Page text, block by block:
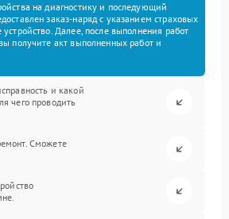
на диагностику и последующий
заказ-наряд с указанием страховых
устройство. Далее, после выполнения работ
получите акт выполненных работ и
и какой
чего проводить
Сможете